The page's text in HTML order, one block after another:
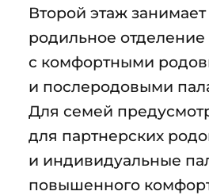
Второй этаж
родильное отделение
с комфортными
и послеродовыми
Для семей
для партнерских
и индивидуальные
повышенного